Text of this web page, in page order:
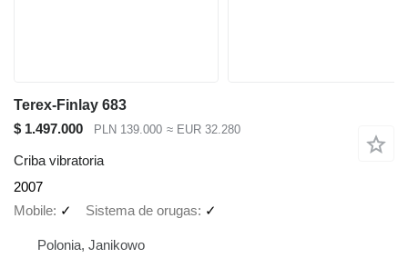
Terex-Finlay 683
$ 1.497.000
PLN 139.000 ≈ EUR 32.280
Criba vibratoria
2007
Mobile ✓ Sistema de orugas ✓
Polonia, Janikowo